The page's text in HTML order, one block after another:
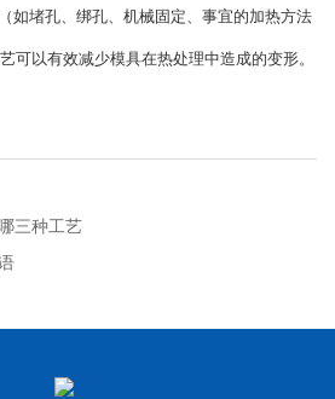
堵孔、绑孔、机械固定、事宜的加热方法
可以有效减少模具在热处理中造成的变形。
三种工艺